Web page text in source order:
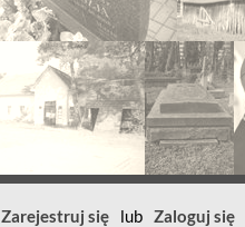
Zarejestruj się lub Zaloguj się